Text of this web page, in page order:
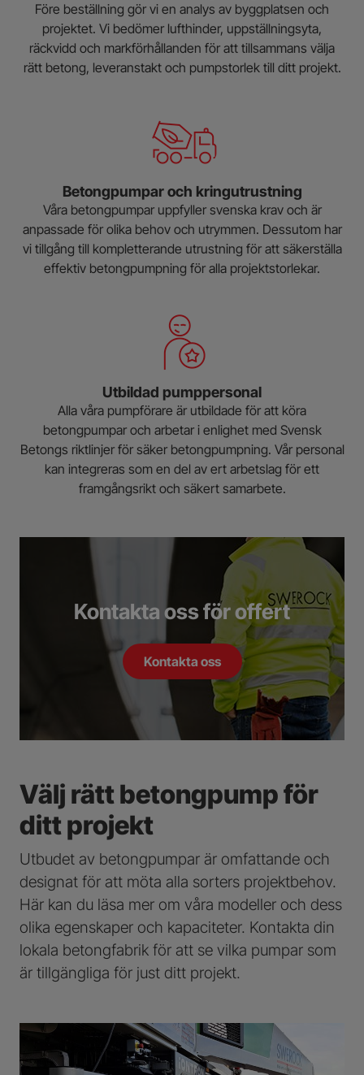
Före beställning gör vi en analys av byggplatsen och
projektet. Vi bedömer lufthinder, uppställningsyta,
räckvidd och markförhållanden för att tillsammans välja
rätt betong, leveranstakt och pumpstorlek till ditt projekt.
Betongpumpar och kringutrustning
Våra betongpumpar uppfyller svenska krav och är
anpassade för olika behov och utrymmen. Dessutom har
vi tillgång till kompletterande utrustning för att säkerställa
effektiv betongpumpning för alla projektstorlekar.
Utbildad pumppersonal
Alla våra pumpförare är utbildade för att köra
betongpumpar och arbetar i enlighet med Svensk
Betongs riktlinjer för säker betongpumpning. Vår personal
kan integreras som en del av ert arbetslag för ett
framgångsrikt och säkert samarbete.
Kontakta oss för offert
Kontakta oss
Välj rätt betongpump för
ditt projekt
Utbudet av betongpumpar är omfattande och
designat för att möta alla sorters projektbehov.
Här kan du läsa mer om våra modeller och dess
olika egenskaper och kapaciteter. Kontakta din
lokala betongfabrik för att se vilka pumpar som
är tillgängliga för just ditt projekt.